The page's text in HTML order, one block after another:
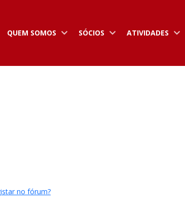
QUEM SOMOS SÓCIOS ATIVIDADES
no fórum?